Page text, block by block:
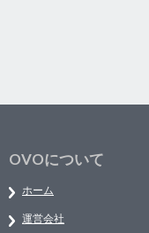
OVOについて
ホーム
運営会社